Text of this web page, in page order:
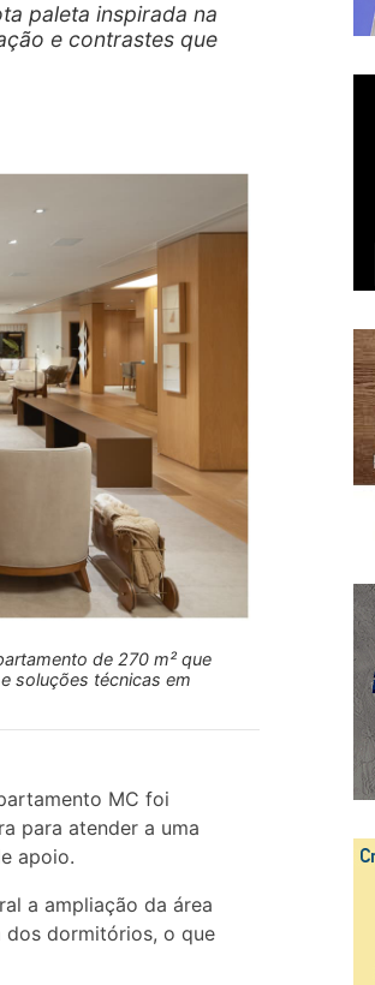
paleta inspirada na
e contrastes que
de 270 m² que
soluções técnicas em
MC foi
para atender a uma
apoio.
a ampliação da área
dos dormitórios, o que